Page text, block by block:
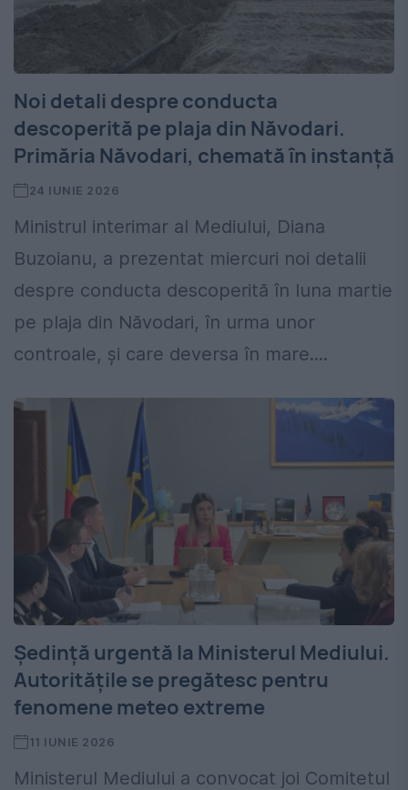
Noi detali despre conducta
descoperită pe plaja din Năvodari.
Primăria Năvodari, chemată în instanță
24 IUNIE 2026
Ministrul interimar al Mediului, Diana
Buzoianu, a prezentat miercuri noi detalii
despre conducta descoperită în luna martie
pe plaja din Năvodari, în urma unor
controale, și care deversa în mare....
Ședință urgentă la Ministerul Mediului.
Autoritățile se pregătesc pentru
fenomene meteo extreme
11 IUNIE 2026
Ministerul Mediului a convocat joi Comitetul